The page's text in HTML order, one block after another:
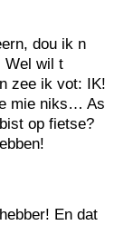
dou ik n
Wel wil t
zee ik vot: IK!
mie niks… As
op fietse?
En dat